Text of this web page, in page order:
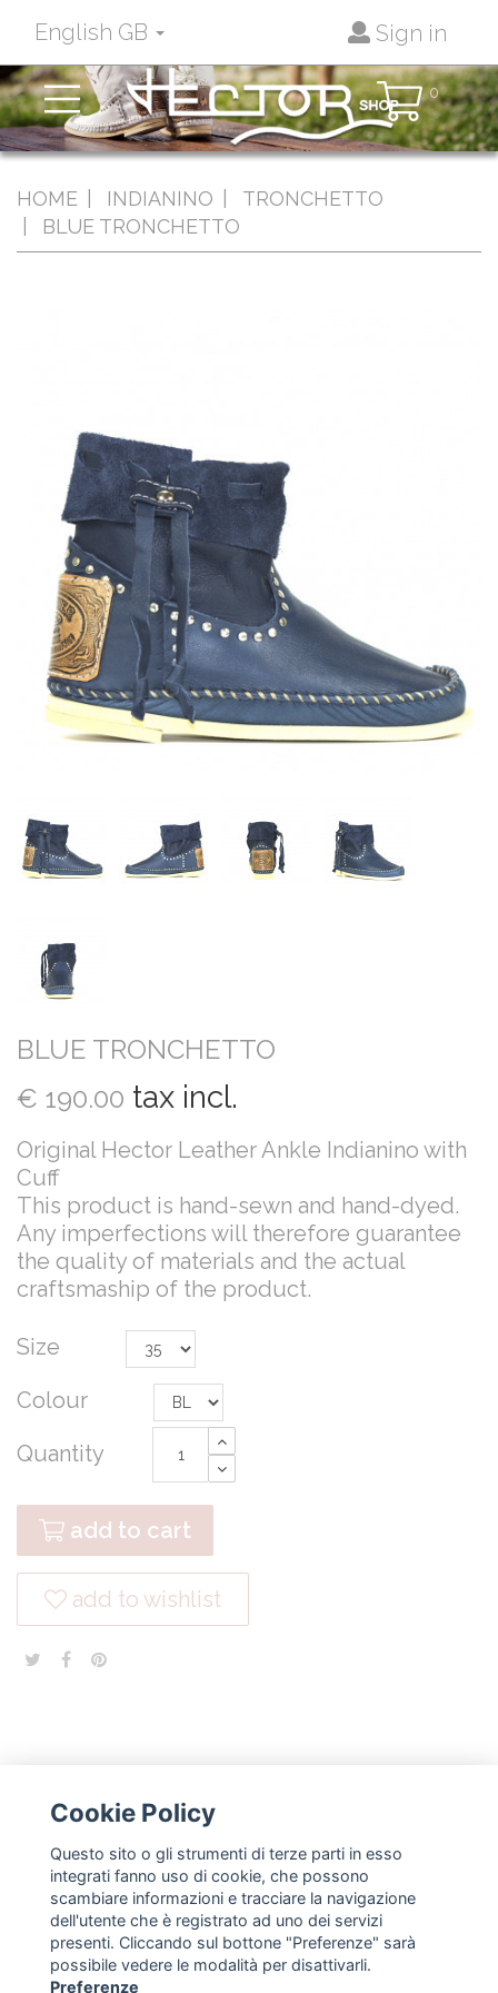
Sign in
English GB
Toggle
navigation
0
HOME INDIANINO
TRONCHETTO
BLUE TRONCHETTO
BLUE TRONCHETTO
€ 190.00 tax incl.
Original Hector Leather Ankle Indianino with
Cuff
This product is hand-sewn and hand-dyed.
Any imperfections will therefore guarantee
the quality of materials and the actual
craftsmaship of the product.
Size
Colour
Quantity
add to cart
add to wishlist
NEWSLETTER
subscribe
FOLLOW US
Cookie Policy
Questo sito o gli strumenti di terze parti in esso
integrati fanno uso di cookie, che possono
scambiare informazioni e tracciare la navigazione
dell'utente che è registrato ad uno dei servizi
presenti. Cliccando sul bottone "Preferenze" sarà
possibile vedere le modalità per disattivarli.
Preferenze